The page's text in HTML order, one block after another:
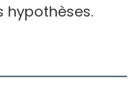
hypothèses.